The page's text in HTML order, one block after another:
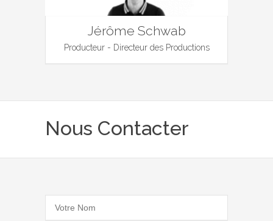
Jérôme Schwab
Producteur - Directeur des Productions
Nous Contacter